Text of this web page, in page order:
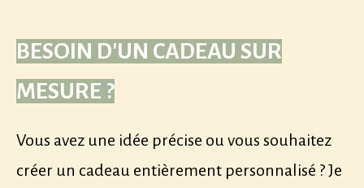
BESOIN D'UN CADEAU SUR
MESURE ?
Vous avez une idée précise ou vous souhaitez
créer un cadeau entièrement personnalisé ? Je